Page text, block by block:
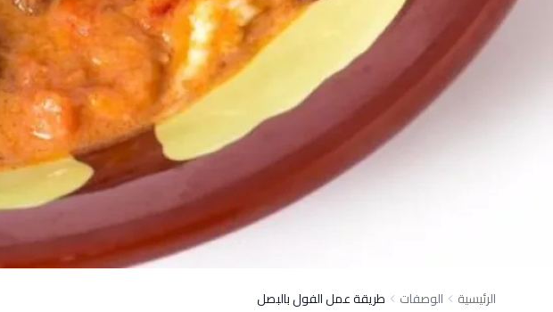
الرئيسية الوصفات طريقة عمل الفول بالبصل